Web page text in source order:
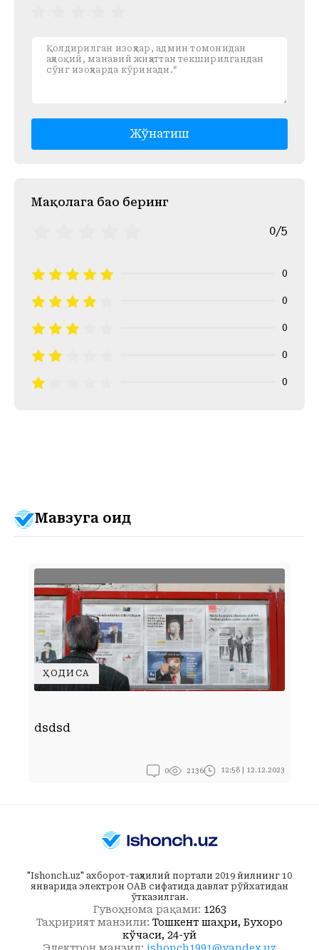
Жўнатиш
Mақолага баҳо беринг
0/5
0
0
0
0
0
Мавзуга оид
ҲОДИСА
dsdsd
0 2136 12:58 | 12.12.2023
"Ishonch.uz" ахборот-таҳлилий портали 2019 йилнинг 10
январида электрон ОАВ сифатида давлат рўйхатидан
ўтказилган.
Гувоҳнома рақами: 1263
Таҳририят манзили: Тошкент шаҳри, Бухоро
кўчаси, 24-уй